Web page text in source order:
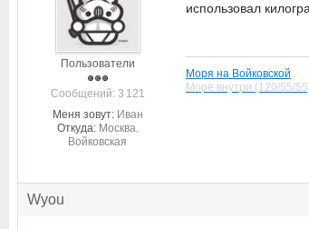
Пользователи
Cообщений: 3 121
Меня зовут: Иван
Откуда: Москва.
Войковская
использовал
Моря на Войковской
Море внутри (120/55/
Wyou